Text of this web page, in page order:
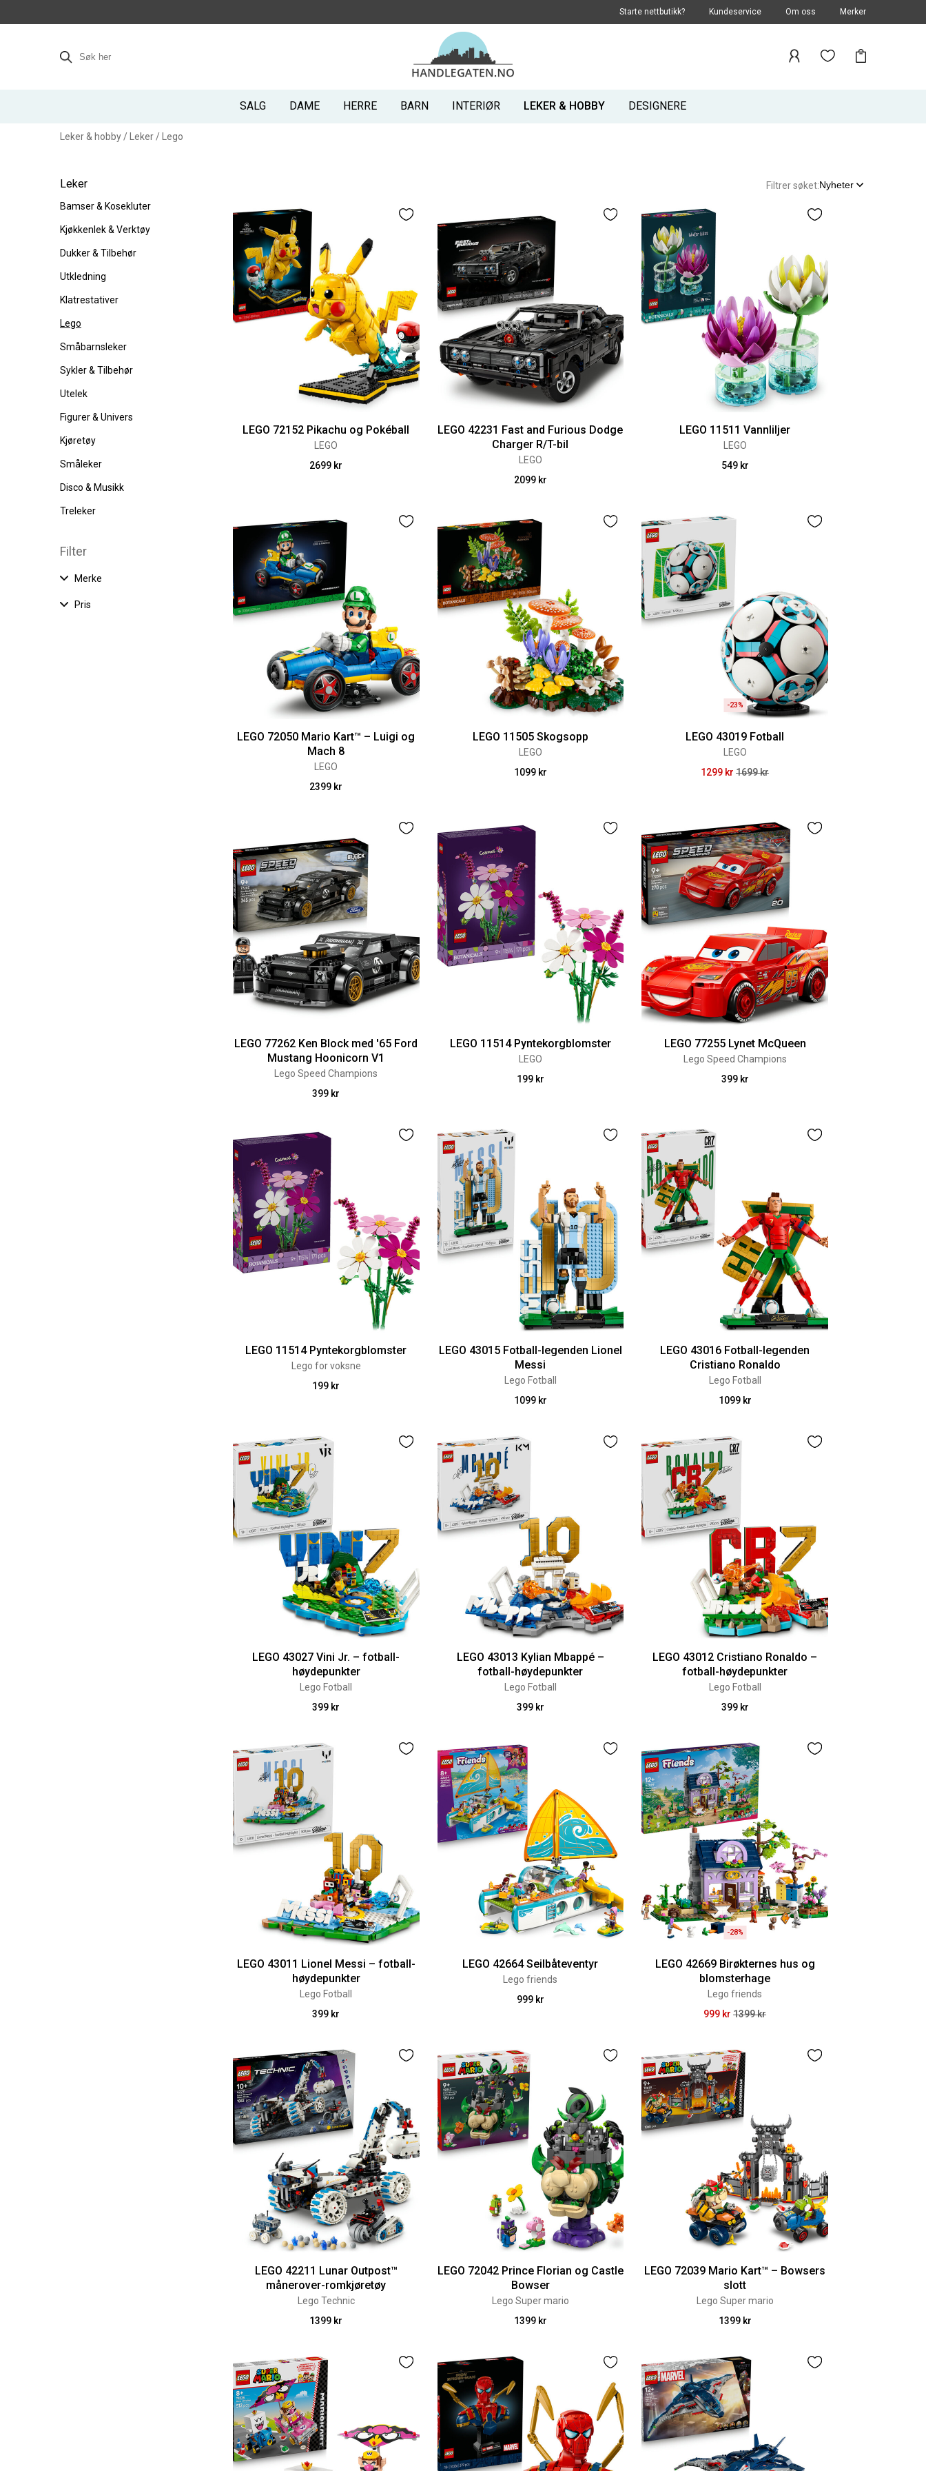
Starte nettbutikk? Kundeservice Om oss Merker
SALG DAME HERRE BARN INTERIØR LEKER & HOBBY DESIGNERE
Leker & hobby/ Leker/ Lego
Leker
Bamser & Kosekluter
Kjøkkenlek & Verktøy
Dukker & Tilbehør
Utkledning
Klatrestativer
Lego
Småbarnsleker
Sykler & Tilbehør
Utelek
Figurer & Univers
Kjøretøy
Småleker
Disco & Musikk
Treleker
Filter
Merke
Pris
Filtrer søket:Nyheter
LEGO 72152 Pikachu og Pokéball
LEGO
2699 kr
LEGO 42231 Fast and Furious Dodge
Charger R/T-bil
LEGO
2099 kr
LEGO 11511 Vannliljer
LEGO
549 kr
LEGO 72050 Mario Kart™ – Luigi og
Mach 8
LEGO
2399 kr
LEGO 11505 Skogsopp
LEGO
1099 kr
-23%
LEGO 43019 Fotball
LEGO
1299 kr 1699 kr
LEGO 77262 Ken Block med '65 Ford
Mustang Hoonicorn V1
Lego Speed Champions
399 kr
LEGO 11514 Pyntekorgblomster
LEGO
199 kr
LEGO 77255 Lynet McQueen
Lego Speed Champions
399 kr
LEGO 11514 Pyntekorgblomster
Lego for voksne
199 kr
LEGO 43015 Fotball-legenden Lionel
Messi
Lego Fotball
1099 kr
LEGO 43016 Fotball-legenden
Cristiano Ronaldo
Lego Fotball
1099 kr
LEGO 43027 Vini Jr. – fotball-
høydepunkter
Lego Fotball
399 kr
LEGO 43013 Kylian Mbappé –
fotball-høydepunkter
Lego Fotball
399 kr
LEGO 43012 Cristiano Ronaldo –
fotball-høydepunkter
Lego Fotball
399 kr
LEGO 43011 Lionel Messi – fotball-
høydepunkter
Lego Fotball
399 kr
LEGO 42664 Seilbåteventyr
Lego friends
999 kr
-28%
LEGO 42669 Birøkternes hus og
blomsterhage
Lego friends
999 kr 1399 kr
LEGO 42211 Lunar Outpost™
månerover-romkjøretøy
Lego Technic
1399 kr
LEGO 72042 Prince Florian og Castle
Bowser
Lego Super mario
1399 kr
LEGO 72039 Mario Kart™ – Bowsers
slott
Lego Super mario
1399 kr